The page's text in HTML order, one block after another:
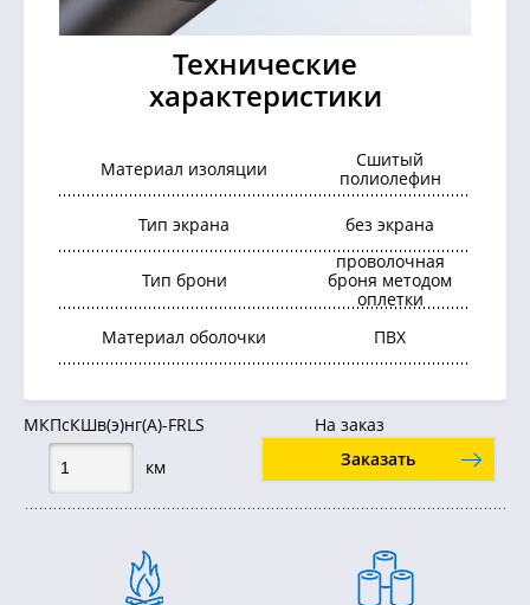
Технические
характеристики
Материал изоляции
Сшитый
полиолефин
Тип экрана без экрана
Тип брони
проволочная
броня методом
оплетки
Материал оболочки
ПВХ
МКПсКШв(э)нг(А)-FRLS
На заказ
км
Заказать